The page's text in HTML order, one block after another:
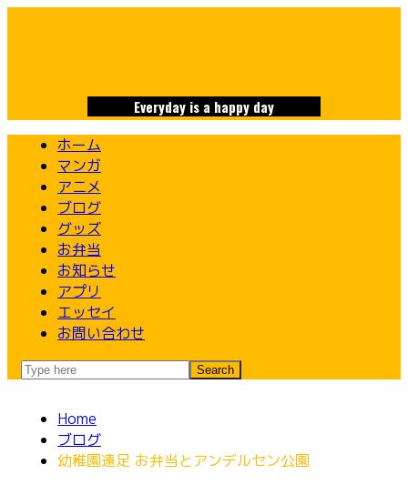
Everyday is a happy day
ホーム
マンガ
アニメ
ブログ
グッズ
お弁当
お知らせ
アプリ
エッセイ
お問い合わせ
Home
ブログ
幼稚園遠足 お弁当とアンデルセン公園